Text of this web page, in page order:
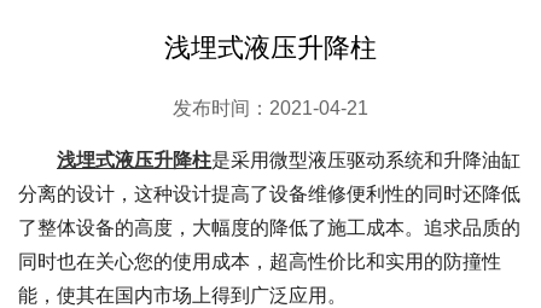
浅埋式液压升降柱
发布时间：2021-04-21
浅埋式液压升降柱是采用微型液压驱动系统和升降油缸
分离的设计，这种设计提高了设备维修便利性的同时还降低
了整体设备的高度，大幅度的降低了施工成本。追求品质的
同时也在关心您的使用成本，超高性价比和实用的防撞性
能，使其在国内市场上得到广泛应用。